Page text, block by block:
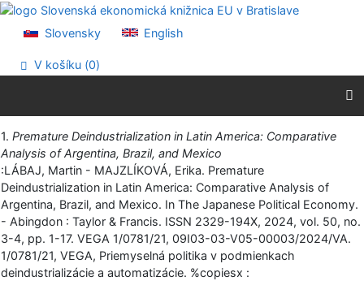
Prejsť na obsah
Prehlásenie o webovej prístupnosti
Slovensky English
V košíku (0)
Vytlačiť
1. Premature Deindustrialization in Latin America: Comparative
Analysis of Argentina, Brazil, and Mexico
:LÁBAJ, Martin - MAJZLÍKOVÁ, Erika. Premature
Deindustrialization in Latin America: Comparative Analysis of
Argentina, Brazil, and Mexico. In The Japanese Political Economy.
- Abingdon : Taylor & Francis. ISSN 2329-194X, 2024, vol. 50, no.
3-4, pp. 1-17. VEGA 1/0781/21, 09I03-03-V05-00003/2024/VA.
1/0781/21, VEGA, Priemyselná politika v podmienkach
deindustrializácie a automatizácie. %copiesx :